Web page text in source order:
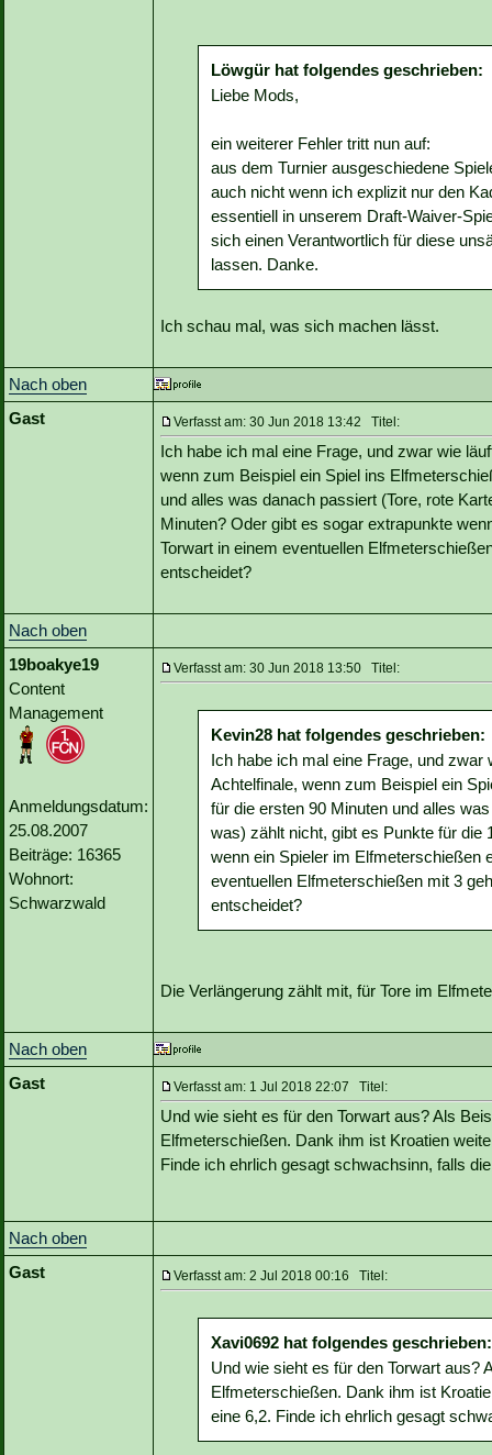
Löwgür hat folgendes geschrieben:
Liebe Mods,
ein weiterer Fehler tritt nun auf:
aus dem Turnier ausgeschiedene
auch nicht wenn ich explizit nur den
essentiell in unserem Draft-Waiver-
sich einen Verantwortlich für diese
lassen. Danke.
Ich schau mal, was sich machen lässt.
Nach oben
Gast
Verfasst am: 30 Jun 2018 13:42 Titel:
Ich habe ich mal eine Frage, und zwar wie
wenn zum Beispiel ein Spiel ins
und alles was danach passiert (Tore, rote
Minuten? Oder gibt es sogar extrapunkte
Torwart in einem eventuellen
entscheidet?
Nach oben
19boakye19
Content
Management
Anmeldungsdatum:
25.08.2007
Beiträge: 16365
Wohnort:
Schwarzwald
Verfasst am: 30 Jun 2018 13:50 Titel:
Kevin28 hat folgendes geschrieben:
Ich habe ich mal eine Frage, und
Achtelfinale, wenn zum Beispiel ein
für die ersten 90 Minuten und alles
was) zählt nicht, gibt es Punkte für die
wenn ein Spieler im Elfmeterschießen
eventuellen Elfmeterschießen mit 3
entscheidet?
Die Verlängerung zählt mit, für Tore im
Nach oben
Gast
Verfasst am: 1 Jul 2018 22:07 Titel:
Und wie sieht es für den Torwart aus? Als
Elfmeterschießen. Dank ihm ist Kroatien
Finde ich ehrlich gesagt schwachsinn, falls
Nach oben
Gast
Verfasst am: 2 Jul 2018 00:16 Titel:
Xavi0692 hat folgendes geschrieben:
Und wie sieht es für den Torwart aus?
Elfmeterschießen. Dank ihm ist
eine 6,2. Finde ich ehrlich gesagt